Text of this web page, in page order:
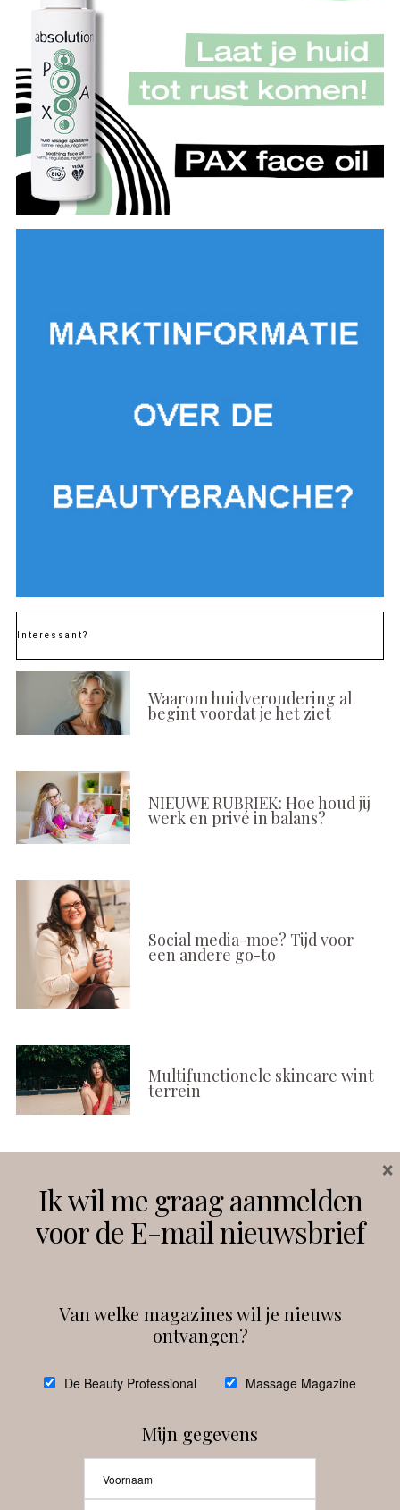
Interessant?
Waarom huidveroudering al
begint voordat je het ziet
NIEUWE RUBRIEK: Hoe houd jij
werk en privé in balans?
Social media-moe? Tijd voor
een andere go-to
Multifunctionele skincare wint
terrein
Instagram Facebook
debeautyprofessional
Ik wil me graag aanmelden
voor de E-mail nieuwsbrief
Van welke magazines wil je nieuws
ontvangen?
De Beauty Professional Massage Magazine
Mijn gegevens
×